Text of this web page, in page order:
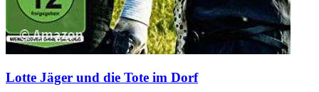
Lotte Jäger und die Tote im Dorf